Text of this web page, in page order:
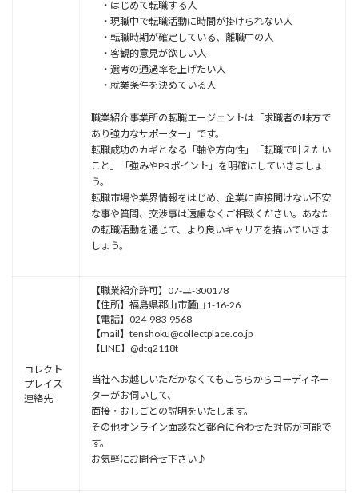
・はじめて転職する人
・現職中で転職活動に時間が掛けられない人
・転職時期が確定している、離職中の人
・客観的意見が欲しい人
・選考の通過率を上げたい人
・就業条件を決めている人
職業紹介事業所の転職エージェントは「求職者の味方で
あり強力なサポーター」です。
転職成功のカギとなる「軸や方向性」「転職で叶えたい
こと」「強みやPRポイント」を明確にしていきましょ
う。
転職市場や業界情報をはじめ、企業に直接聞けない不安
な事や質問、交渉事は遠慮なくご相談ください。あなた
の転職活動を通じて、より良いキャリアを描いていきま
しょう。
コレクト
プレイス
連絡先
【職業紹介許可】07-ユ-300178
【住所】福島県郡山市麓山1-16-26
【電話】024-983-9568
【mail】tenshoku@collectplace.co.jp
【LINE】@dtq2118t
当社へお越しいただかなくてもこちらからコーディネー
ターがお伺いして、
面接・おしごとの説明をいたします。
その他オンライン面談など都合に合わせた対応が可能で
す。
お気軽にお問合せ下さい♪